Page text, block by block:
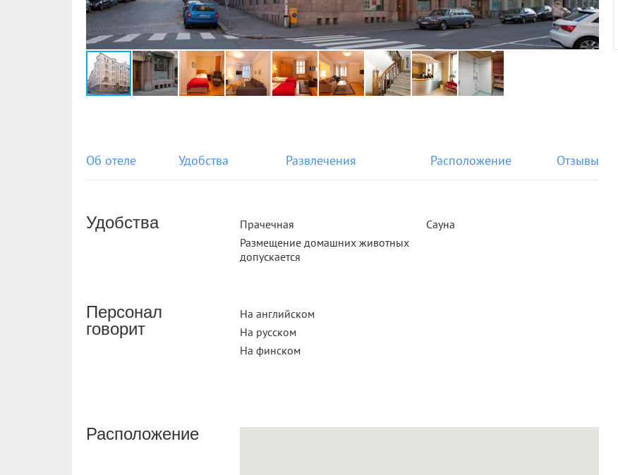
Об отеле Удобства Развлечения Расположение Отзывы
Удобства
Прачечная
Размещение домашних животных
допускается
Сауна
Персонал
говорит
На английском
На русском
На финском
Расположение